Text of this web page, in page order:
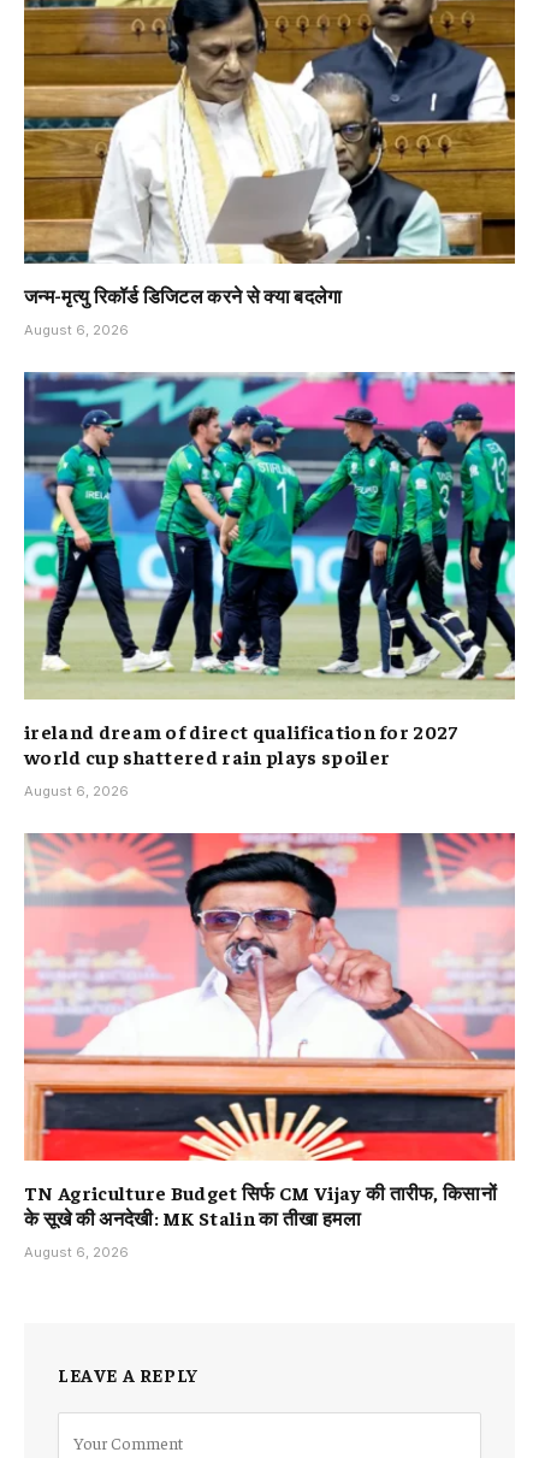
जन्म-मृत्यु रिकॉर्ड डिजिटल करने से क्या बदलेगा
August 6, 2026
ireland dream of direct qualification for 2027
world cup shattered rain plays spoiler
August 6, 2026
TN Agriculture Budget सिर्फ CM Vijay की तारीफ, किसानों
के सूखे की अनदेखी: MK Stalin का तीखा हमला
August 6, 2026
LEAVE A REPLY